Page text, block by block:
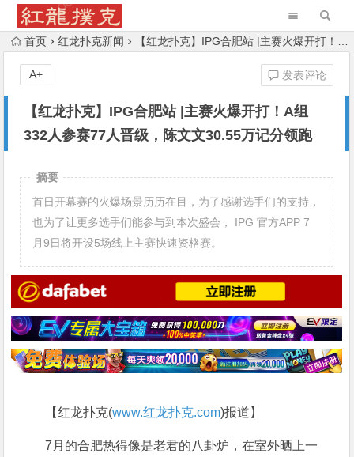
首页 红龙扑克新闻 【红龙扑克】IPG合肥站 |主赛火爆开打！A组332人参赛77人晋级，陈文文30.55万记分领跑
【红龙扑克】IPG合肥站 |主赛火爆开打！A组
332人参赛77人晋级，陈文文30.55万记分领跑
发表评论
A+
摘要
首日开幕赛的火爆场景历历在目，为了感谢选手们的支持，
也为了让更多选手们能参与到本次盛会， IPG 官方APP 7
月9日将开设5场线上主赛快速资格赛。
【红龙扑克(www.红龙扑克.com)报道】
7月的合肥热得像是老君的八卦炉，在室外晒上一